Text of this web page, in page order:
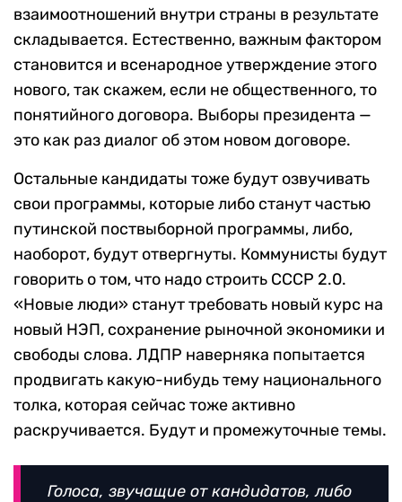
взаимоотношений внутри страны в результате
складывается. Естественно, важным фактором
становится и всенародное утверждение этого
нового, так скажем, если не общественного, то
понятийного договора. Выборы президента —
это как раз диалог об этом новом договоре.
Остальные кандидаты тоже будут озвучивать
свои программы, которые либо станут частью
путинской поствыборной программы, либо,
наоборот, будут отвергнуты. Коммунисты будут
говорить о том, что надо строить СССР 2.0.
«Новые люди» станут требовать новый курс на
новый НЭП, сохранение рыночной экономики и
свободы слова. ЛДПР наверняка попытается
продвигать какую-нибудь тему национального
толка, которая сейчас тоже активно
раскручивается. Будут и промежуточные темы.
Голоса, звучащие от кандидатов, либо